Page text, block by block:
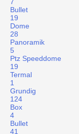
Bullet
19
Dome
28
Panoramik
5
Ptz Speeddome
19
Termal
1
Grundig
124
Box
4
Bullet
41